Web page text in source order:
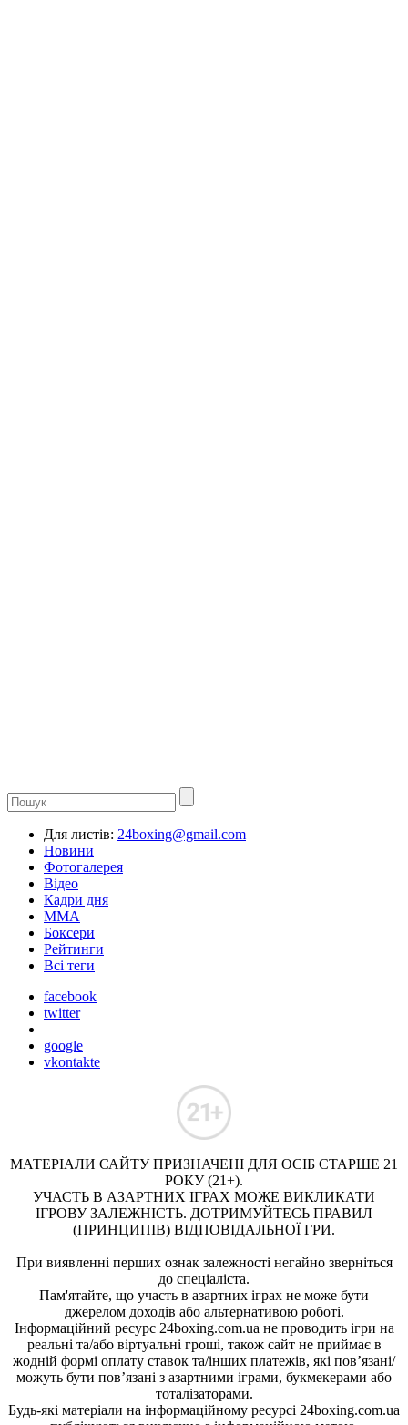
Для листів: 24boxing@gmail.com
Новини
Фотогалерея
Відео
Кадри дня
ММА
Боксери
Рейтинги
Всі теги
facebook
twitter
google
vkontakte
МАТЕРІАЛИ САЙТУ ПРИЗНАЧЕНІ ДЛЯ ОСІБ СТАРШЕ 21
РОКУ (21+).
УЧАСТЬ В АЗАРТНИХ ІГРАХ МОЖЕ ВИКЛИКАТИ
ІГРОВУ ЗАЛЕЖНІСТЬ. ДОТРИМУЙТЕСЬ ПРАВИЛ
(ПРИНЦИПІВ) ВІДПОВІДАЛЬНОЇ ГРИ.
При виявленні перших ознак залежності негайно зверніться
до спеціаліста.
Пам'ятайте, що участь в азартних іграх не може бути
джерелом доходів або альтернативою роботі.
Інформаційний ресурс 24boxing.com.ua не проводить ігри на
реальні та/або віртуальні гроші, також сайт не приймає в
жодній формі оплату ставок та/інших платежів, які пов’язані/
можуть бути пов’язані з азартними іграми, букмекерами або
тоталізаторами.
Будь-які матеріали на інформаційному ресурсі 24boxing.com.ua